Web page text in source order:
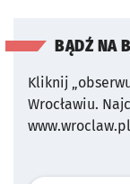
BĄDŹ NA
Kliknij
Wrocławiu.